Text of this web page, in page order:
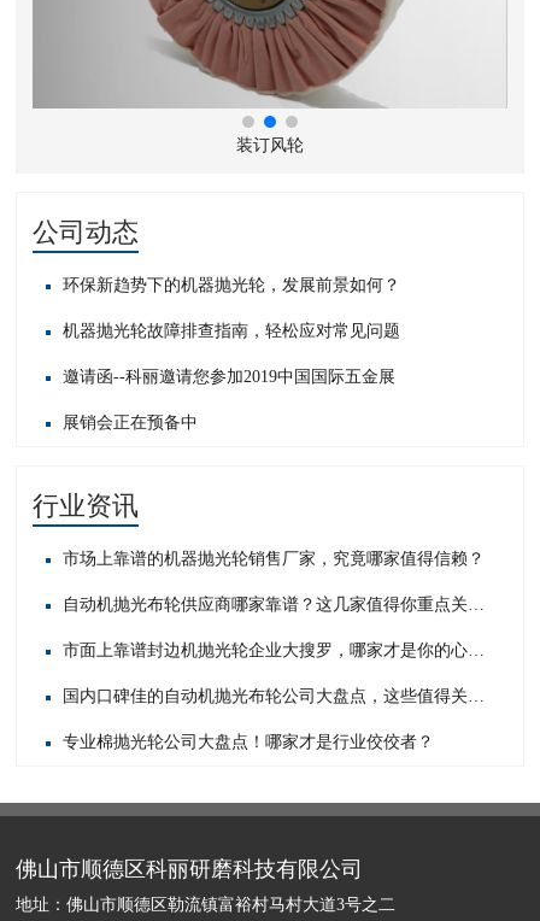
装订风轮
公司动态
环保新趋势下的机器抛光轮，发展前景如何？
机器抛光轮故障排查指南，轻松应对常见问题​
邀请函--科丽邀请您参加2019中国国际五金展
展销会正在预备中
行业资讯
市场上靠谱的机器抛光轮销售厂家，究竟哪家值得信赖？
自动机抛光布轮供应商哪家靠谱？这几家值得你重点关注！
市面上靠谱封边机抛光轮企业大搜罗，哪家才是你的心头好？
国内口碑佳的自动机抛光布轮公司大盘点，这些值得关注！
专业棉抛光轮公司大盘点！哪家才是行业佼佼者？
佛山市顺德区科丽研磨科技有限公司
地址：佛山市顺德区勒流镇富裕村马村大道3号之二